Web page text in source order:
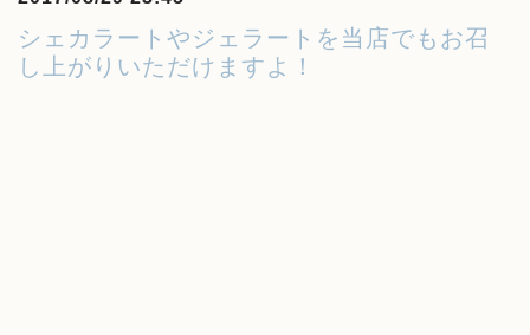
シェカラートやジェラートを当店でもお召
し上がりいただけますよ！